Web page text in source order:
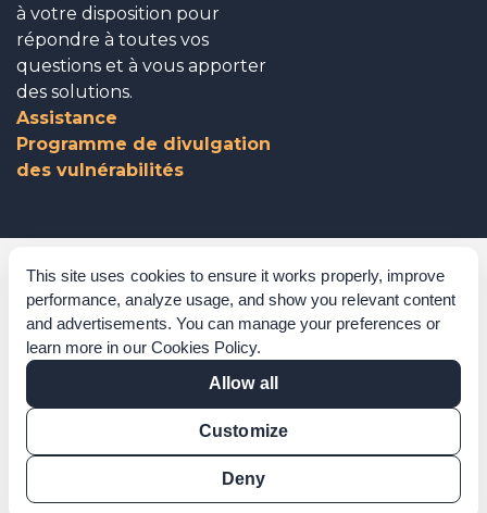
This site uses cookies to ensure it works properly, improve
performance, analyze usage, and show you relevant content
and advertisements. You can manage your preferences or
learn more in our Cookies Policy.
Allow all
Customize
Deny
à votre disposition pour
répondre à toutes vos
questions et à vous apporter
des solutions.
Assistance
Programme de divulgation
des vulnérabilités
Gouvernance d’entreprise
Reconnaissances
Politiques et procédures
Déclaration sur l’esclavage moderne